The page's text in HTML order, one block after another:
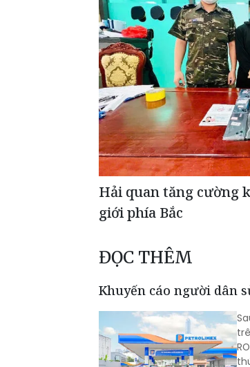
Hải quan tăng cường
giới phía Bắc
ĐỌC THÊM
Khuyến cáo người dân